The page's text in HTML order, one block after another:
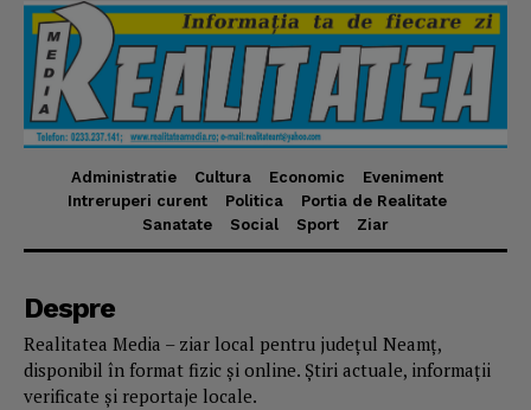
Administratie Cultura Economic
Eveniment
Intreruperi curent
Politica
Portia de Realitate
Sanatate
Social Sport Ziar
Despre
Realitatea Media – ziar local pentru județul Neamț,
disponibil în format fizic și online. Știri actuale, informații
verificate și reportaje locale.